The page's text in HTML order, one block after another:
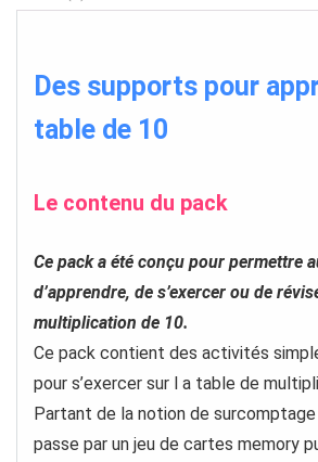
Des supports pour
table de 10
Le contenu du pack
Ce pack a été conçu pour permettre
d’apprendre, de s’exercer ou de
multiplication de 10.
Ce pack contient des activités
pour s’exercer sur l a table de
Partant de la notion de
passe par un jeu de cartes memory